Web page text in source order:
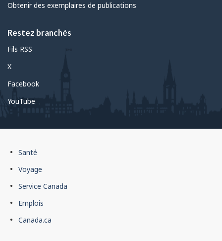
Obtenir des exemplaires de publications
Restez branchés
Fils RSS
X
Facebook
YouTube
Pied
de
du
gouvernement
du
Santé
Voyage
Service Canada
Emplois
Canada.ca